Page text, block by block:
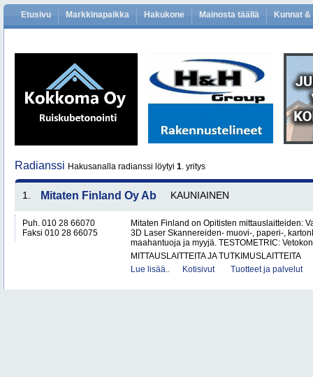
Etusivu Markkinapaikka Hakukone Mainosta täällä Kunnat
Radianssi Hakusanalla radianssi löytyi 1. yritys
1. Mitaten Finland Oy Ab KAUNIAINEN
Puh. 010 28 66070
Faksi 010 28 66075
Mitaten Finland on Opitisten mittauslaitteiden:
3D Laser Skannereiden- muovi-, paperi-,
maahantuoja ja myyjä. TESTOMETRIC:
MITTAUSLAITTEITA JA TUTKIMUSLAITTEITA
Lue lisää..
Kotisivut Tuotteet ja palvelut